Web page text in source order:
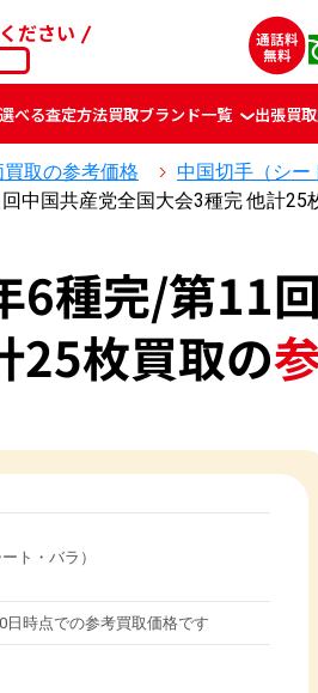
ださい
選べる査定方法買取ブランド一覧 出張買取
取の参考価格
中国切手（シー
中国共産党全国大会3種完 他計25
6種完/第11回
25枚買取の
ト・バラ）
日時点での参考買取価格です